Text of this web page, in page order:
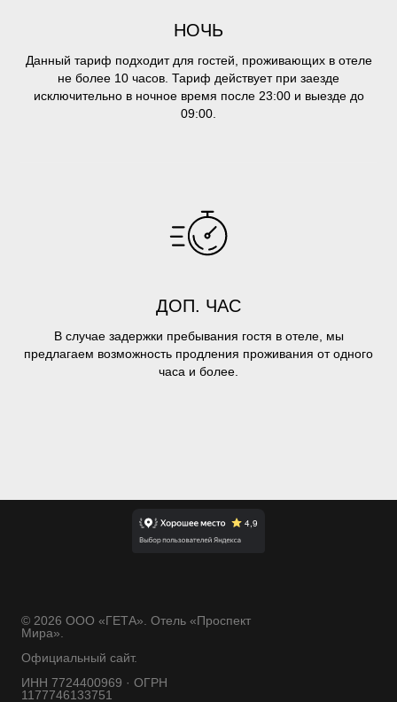
НОЧЬ
Данный тариф подходит для гостей, проживающих в отеле
не более 10 часов. Тариф действует при заезде
исключительно в ночное время после 23:00 и выезде до
09:00.
ДОП. ЧАС
В случае задержки пребывания гостя в отеле, мы
предлагаем возможность продления проживания от одного
часа и более.
© 2026 ООО «ГЕТА». Отель «Проспект
Мира».
Официальный сайт.
ИНН 7724400969 · ОГРН
1177746133751